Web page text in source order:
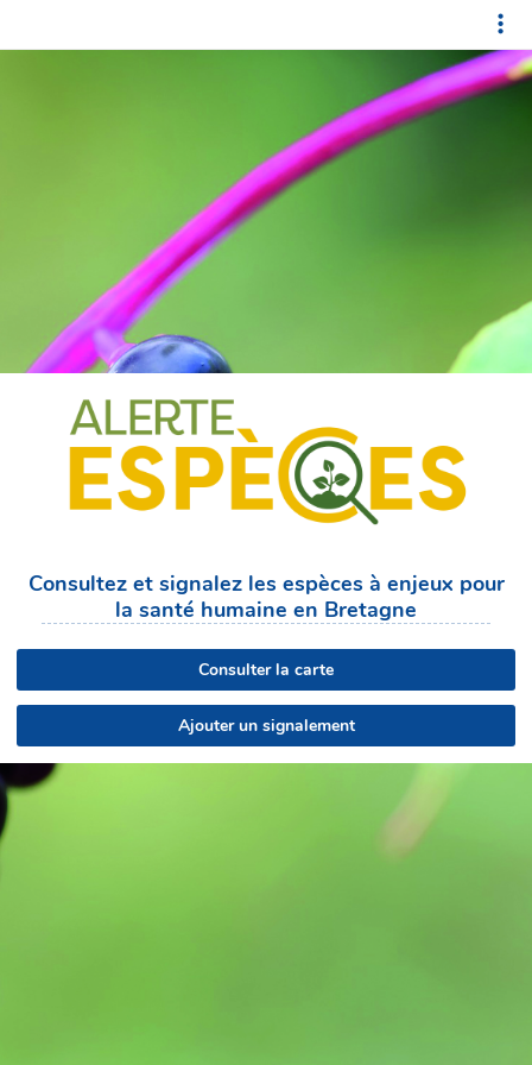
Consultez et signalez les espèces à enjeux pour
la santé humaine en Bretagne
Consulter la carte
Ajouter un signalement